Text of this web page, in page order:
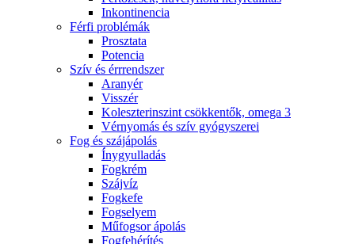
Inkontinencia
Férfi problémák
Prosztata
Potencia
Szív és érrrendszer
Aranyér
Visszér
Koleszterinszint csökkentők, omega 3
Vérnyomás és szív gyógyszerei
Fog és szájápolás
Í́nygyulladás
Fogkrém
Szájvíz
Fogkefe
Fogselyem
Műfogsor ápolás
Fogfehérítés